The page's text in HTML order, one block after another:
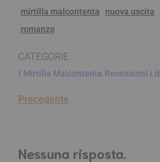
mirtilla malcontenta
nuova uscita
romanzo
CATEGORIE
I Mirtilla Malcontenta Recensioni
Precedente
Nessuna risposta.